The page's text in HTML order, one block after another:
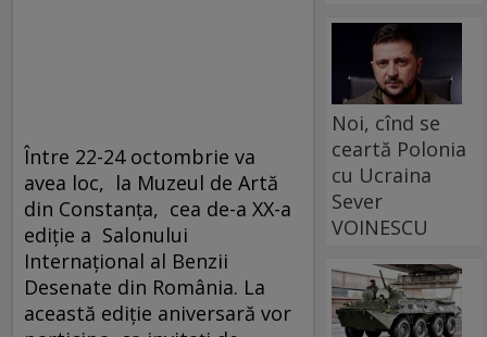
Între 22-24 octombrie va
avea loc, la Muzeul de Artă
din Constanţa, cea de-a XX-a
ediţie a Salonului
Internaţional al Benzii
Desenate din România. La
această ediţie aniversară vor
Noi, cînd se
ceartă Polonia
cu Ucraina
Sever
VOINESCU